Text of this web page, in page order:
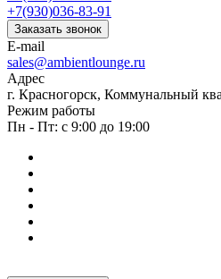
+7(930)036-83-91
Заказать звонок
E-mail
sales@ambientlounge.ru
Адрес
г. Красногорск, Коммунальный
Режим работы
Пн - Пт: с 9:00 до 19:00